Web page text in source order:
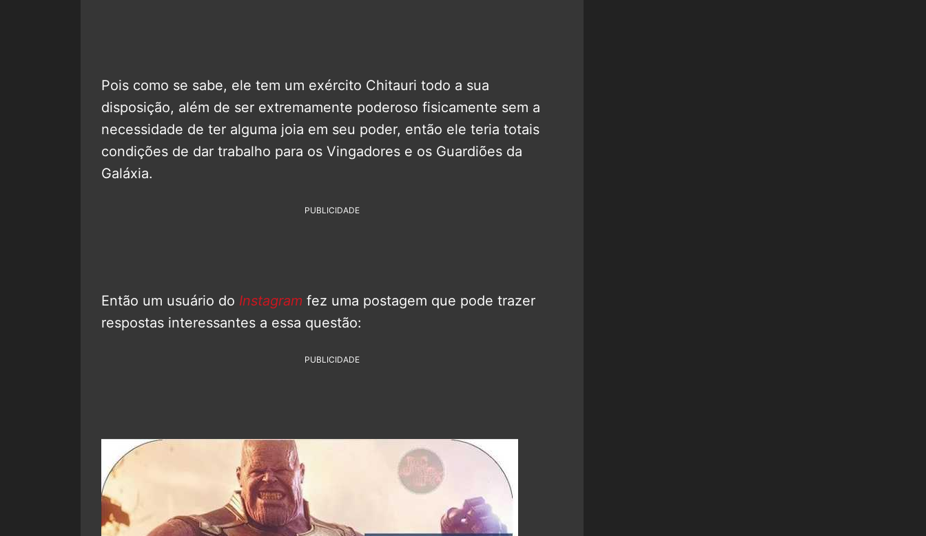
Pois como se sabe, ele tem um exército Chitauri todo a sua
disposição, além de ser extremamente poderoso fisicamente sem a
necessidade de ter alguma joia em seu poder, então ele teria totais
condições de dar trabalho para os Vingadores e os Guardiões da
Galáxia.
PUBLICIDADE
Então um usuário do Instagram fez uma postagem que pode trazer
respostas interessantes a essa questão:
PUBLICIDADE